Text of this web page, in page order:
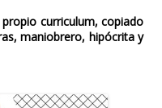
curriculum, copiado
maniobrero, hipócrita y